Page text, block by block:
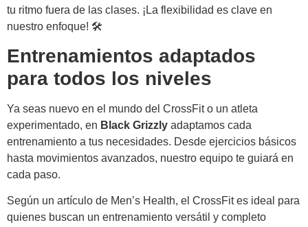
tu ritmo fuera de las clases. ¡La flexibilidad es clave en
nuestro enfoque! 🛠️
Entrenamientos adaptados
para todos los niveles
Ya seas nuevo en el mundo del CrossFit o un atleta
experimentado, en Black Grizzly adaptamos cada
entrenamiento a tus necesidades. Desde ejercicios básicos
hasta movimientos avanzados, nuestro equipo te guiará en
cada paso.
Según un artículo de Men’s Health, el CrossFit es ideal para
quienes buscan un entrenamiento versátil y completo